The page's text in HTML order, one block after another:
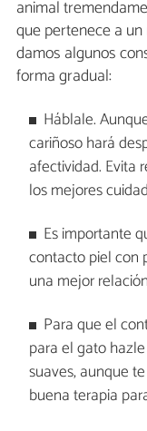
animal
que pertenece a
damos algunos
forma gradual:
Háblale.
cariñoso hará
afectividad. Evita
los mejores
Es importante
contacto piel con
una mejor
Para que el
para el gato hazle
suaves, aunque
buena terapia